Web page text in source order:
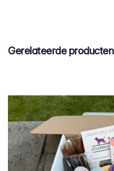
Gerelateerde producten